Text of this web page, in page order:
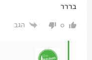
בררר
0 הגב